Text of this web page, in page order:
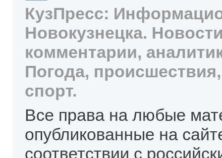
КузПресс:
Новокузнецка.
комментарии,
Погода,
спорт.
Все права на любые
опубликованные на
соответствии с